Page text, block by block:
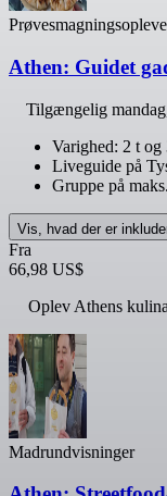
Athen: Guidet
Tilgængelig
Varighed: 2 t og
Liveguide på
Gruppe på
Vis, hvad der er
Fra
66,98 US$
Oplev Athens
Madrundvisninger